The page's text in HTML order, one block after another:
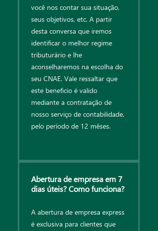
você nos contar sua situação,
seus objetivos, etc. A partir
desta conversa que iremos
identificar o melhor regime
tributurário e lhe
aconselharemos na escolha do
seu CNAE. Vale ressaltar que
este beneficio é valido
mediante a contratação de
nosso serviço de contabilidade,
pelo período de 12 mêses.
Abertura de empresa em 7
dias úteis? Como funciona?
A abertura de empresa express
é exclusiva para clientes que